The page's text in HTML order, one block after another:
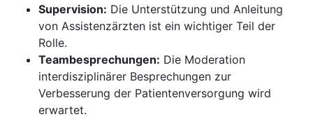
Supervision: Die Unterstützung und Anleitung
von Assistenzärzten ist ein wichtiger Teil der
Rolle.
Teambesprechungen: Die Moderation
interdisziplinärer Besprechungen zur
Verbesserung der Patientenversorgung wird
erwartet.